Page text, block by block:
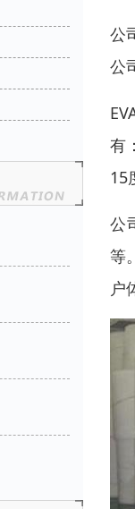
公
公
有
15
公
等
户